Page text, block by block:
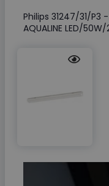
Philips 31247/31/P3
AQUALINE LED/